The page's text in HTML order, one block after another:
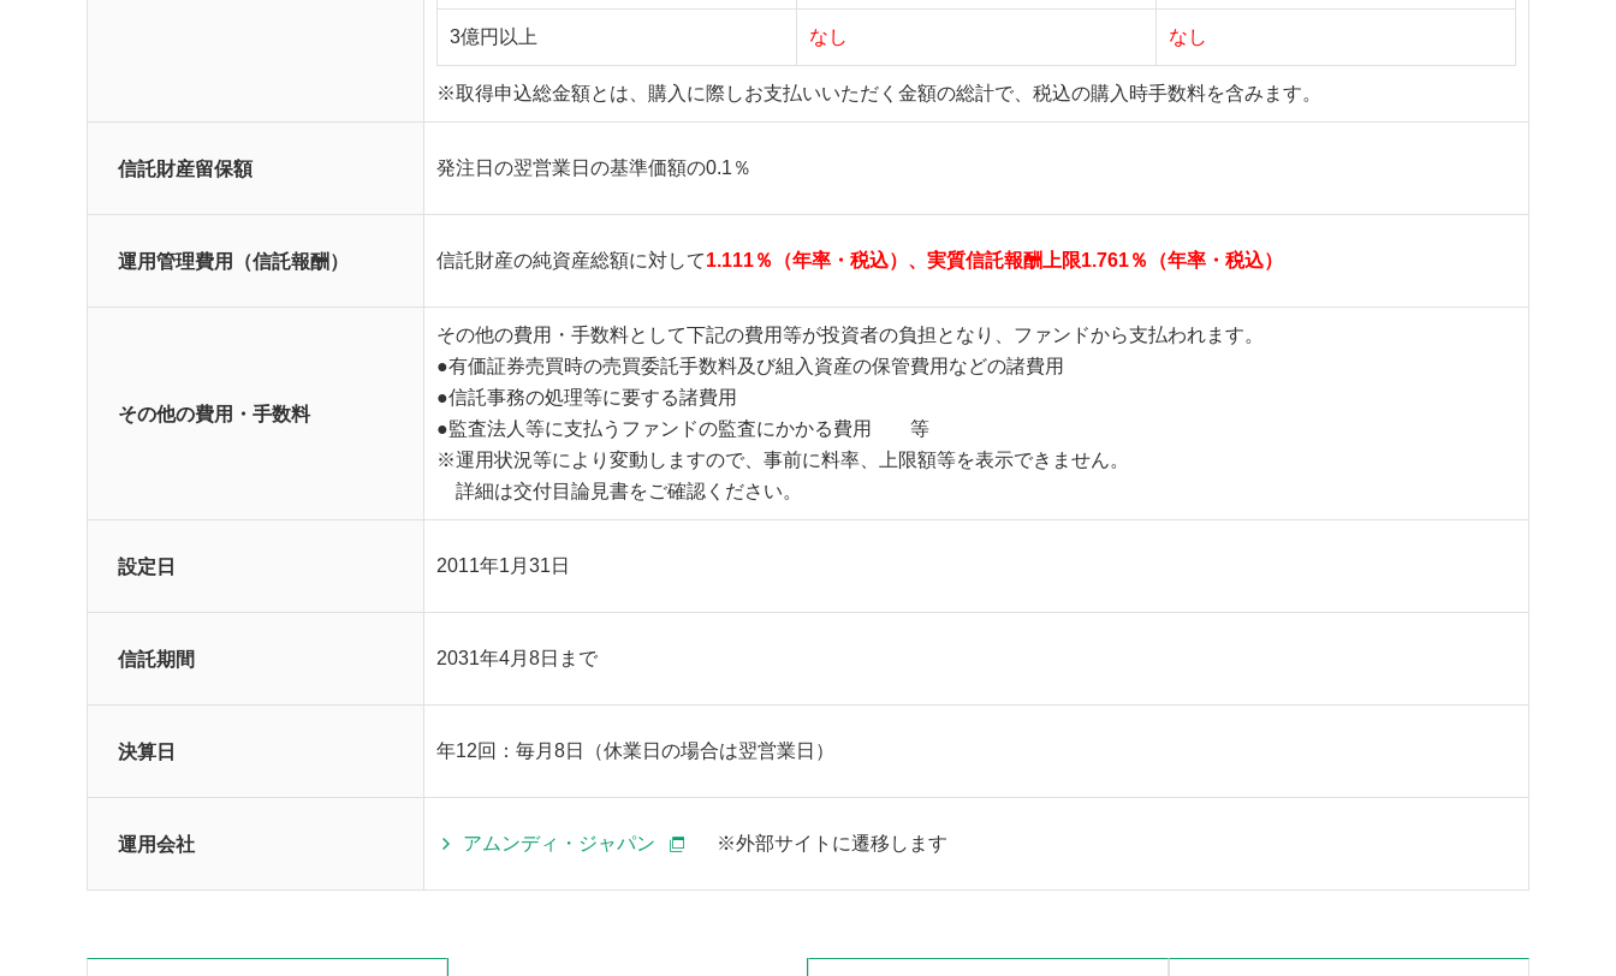
3億円以上 なし なし
※取得申込総金額とは、購入に際しお支払いいただく金額の総計で、税込の購入時手数料を含みます。
信託財産留保額 発注日の翌営業日の基準価額の0.1％
運用管理費用（信託報酬） 信託財産の純資産総額に対して1.111％（年率・税込）、実質信託報酬上限1.761％（年率・税込）
その他の費用・手数料
その他の費用・手数料として下記の費用等が投資者の負担となり、ファンドから支払われます。
●有価証券売買時の売買委託手数料及び組入資産の保管費用などの諸費用
●信託事務の処理等に要する諸費用
●監査法人等に支払うファンドの監査にかかる費用 等
※運用状況等により変動しますので、事前に料率、上限額等を表示できません。
詳細は交付目論見書をご確認ください。
設定日 2011年1月31日
信託期間 2031年4月8日まで
決算日 年12回：毎月8日（休業日の場合は翌営業日）
運用会社 アムンディ・ジャパン ※外部サイトに遷移します